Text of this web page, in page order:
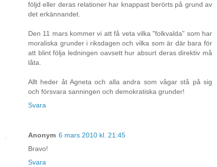
följd eller deras relationer har knappast berörts på grund av
det erkännandet.
Den 11 mars kommer vi att få veta vilka "folkvalda" som har
moraliska grunder i riksdagen och vilka som är där bara för
att blint följa ledningen oavsett hur absurt deras direktiv må
låta.
Allt heder åt Agneta och alla andra som vågar stå på sig
och försvara sanningen och demokratiska grunder!
Svara
Anonym 6 mars 2010 kl. 21:45
Bravo!
Svara